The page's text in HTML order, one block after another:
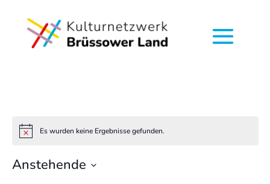
HinweisEs wurden keine Ergebnisse gefunden.
Anstehende